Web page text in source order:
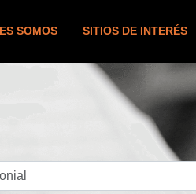
SOMOS SITIOS DE INTERÉS